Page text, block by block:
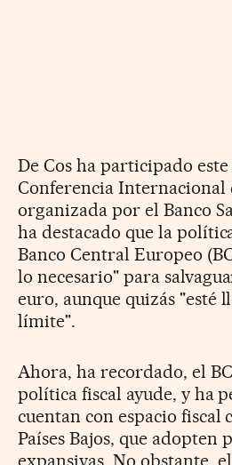
De Cos ha participado
Conferencia Internacional
organizada por el Banco
ha destacado que la
Banco Central Europeo
lo necesario" para
euro, aunque quizás "esté
límite".
Ahora, ha recordado, el
política fiscal ayude, y ha
cuentan con espacio fiscal
Países Bajos, que adopten
expansivas. No obstante,